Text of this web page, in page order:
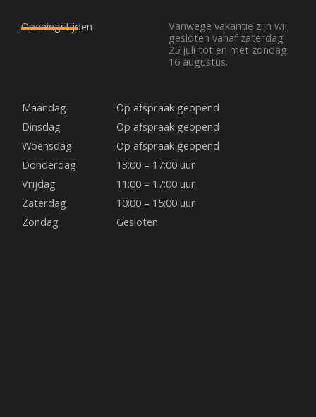
e
b
o
o
t
a
g
Openingstijden
Vanwege vakantie zijn wij
gesloten vanaf zaterdag
25 juli tot en met zondag
16 augustus.
Maandag
Op afspraak geopend
Dinsdag
Op afspraak geopend
Woensdag
Op afspraak geopend
Donderdag
13:00 – 17:00 uur
Vrijdag
11:00 – 17:00 uur
Zaterdag
10:00 – 15:00 uur
Zondag
Gesloten